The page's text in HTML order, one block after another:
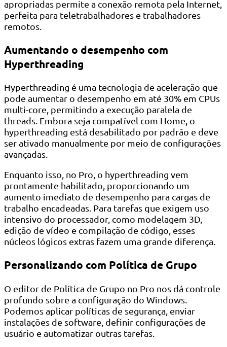
apropriadas permite a conexão remota pela Internet,
perfeita para teletrabalhadores e trabalhadores
remotos.
Aumentando o desempenho com
Hyperthreading
Hyperthreading é uma tecnologia de aceleração que
pode aumentar o desempenho em até 30% em CPUs
multi-core, permitindo a execução paralela de
threads. Embora seja compatível com Home, o
hyperthreading está desabilitado por padrão e deve
ser ativado manualmente por meio de configurações
avançadas.
Enquanto isso, no Pro, o hyperthreading vem
prontamente habilitado, proporcionando um
aumento imediato de desempenho para cargas de
trabalho encadeadas. Para tarefas que exigem uso
intensivo do processador, como modelagem 3D,
edição de vídeo e compilação de código, esses
núcleos lógicos extras fazem uma grande diferença.
Personalizando com Política de Grupo
O editor de Política de Grupo no Pro nos dá controle
profundo sobre a configuração do Windows.
Podemos aplicar políticas de segurança, enviar
instalações de software, definir configurações de
usuário e automatizar outras tarefas.